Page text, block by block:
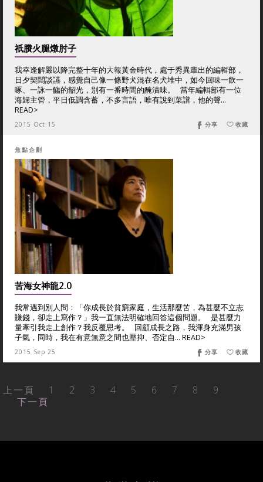
祇賸火腿燉肘子
我幸逢解嚴以降完整十年的大報黃金時代，處于秀異輩出的編輯部，
日夕契闊談讌，感覺自己像一條野犬混在名犬堆中，如今回味一飲一
啄、一詠一觴的韶光，別有一番時間的醃漬味。 當年編輯部有一位
海歸主管，平日低調含蓄，不多言語，唯有說到菜譜，他的聲...
READ>
2015 Oct 15 收藏
分享
焦點企劃
苦海女神龍2.0
我常遇到別人問：「你成長於貧窮家庭，生活那麼苦，為甚麼不立志
賺錢，卻走上寫作？」我一直無法明確地回答這個問題。 是甚麼力
量牽引我走上創作？我反覆思考。 回顧成長之路，我渾身充滿男孩
子氣，同時，我在有意無意之間也壓抑、否定自... READ>
2015 Sep 25 收藏
分享
上一頁 1 2 3 4 5 6 7 8
9
下一頁